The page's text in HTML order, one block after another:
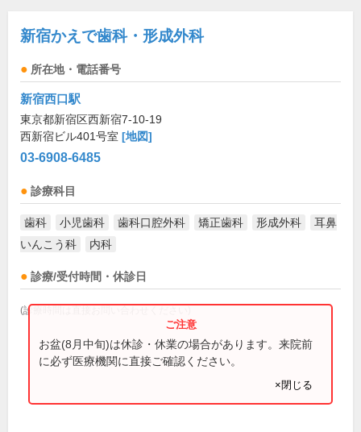
新宿かえで歯科・形成外科
所在地・電話番号
新宿西口駅
東京都新宿区西新宿7-10-19
西新宿ビル401号室 [地図]
03-6908-6485
診療科目
歯科 小児歯科 歯科口腔外科 矯正歯科 形成外科
耳鼻
いんこう科
内科
診療/受付時間・休診日
(診療時間は直接お問い合わせください)
お盆(8月中旬)は休診・休業の場合があります。来院前
に必ず医療機関に直接ご確認ください。
×閉じる